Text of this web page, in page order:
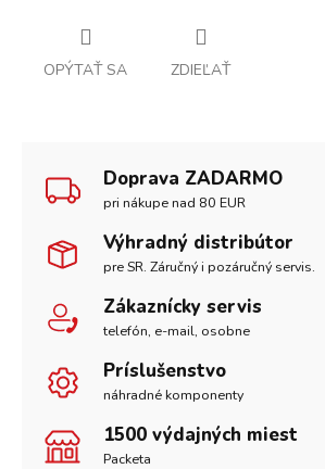
OPÝTAŤ SA ZDIEĽAŤ
Doprava ZADARMO
pri nákupe nad 80 EUR
Výhradný distribútor
pre SR. Záručný i pozáručný servis.
Zákaznícky servis
telefón, e-mail, osobne
Príslušenstvo
náhradné komponenty
1500 výdajných miest
Packeta